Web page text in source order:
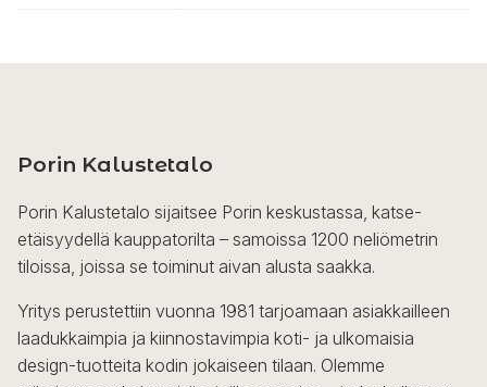
Porin Kalustetalo
Porin Kalustetalo sijaitsee Porin keskustassa, katse-
etäisyydellä kauppatorilta – samoissa 1200 neliömetrin
tiloissa, joissa se toiminut aivan alusta saakka.
Yritys perustettiin vuonna 1981 tarjoamaan asiakkailleen
laadukkaimpia ja kiinnostavimpia koti- ja ulkomaisia
design-tuotteita kodin jokaiseen tilaan. Olemme